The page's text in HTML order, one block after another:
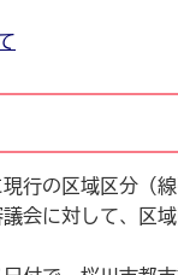
行の区域区分（
会に対して、